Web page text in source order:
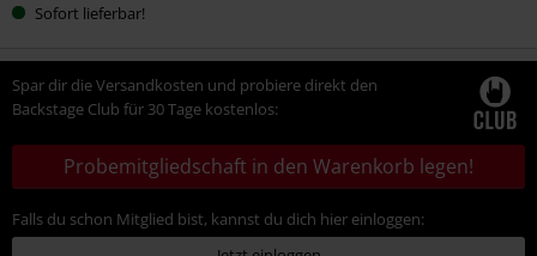
Sofort lieferbar!
Spar dir die Versandkosten und probiere direkt den
Backstage Club für 30 Tage kostenlos:
Probemitgliedschaft in den Warenkorb legen!
Falls du schon Mitglied bist, kannst du dich hier einloggen: